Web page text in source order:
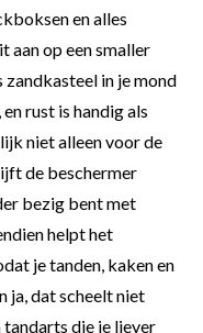
en alles
aan op een smaller
in je mond
rust is handig als
niet alleen voor de
de beschermer
bezig bent met
helpt het
je tanden, kaken en
ja, dat scheelt niet
tandarts die je liever